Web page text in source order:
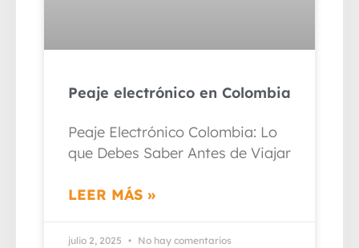
Peaje electrónico en Colombia
Peaje Electrónico Colombia: Lo
que Debes Saber Antes de Viajar
LEER MÁS »
julio 2, 2025 No hay comentarios